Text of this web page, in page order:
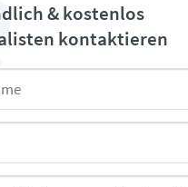
& kostenlos
kontaktieren